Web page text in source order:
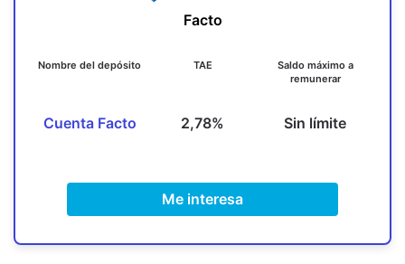
Facto
Nombre del depósito
Cuenta Facto
TAE
2,78%
Saldo máximo a
remunerar
Sin límite
Me interesa